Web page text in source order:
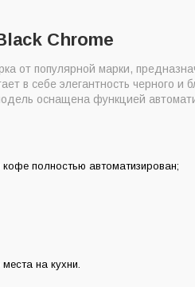
Chrome
от популярной марки,
в себе элегантность черного и
оснащена функцией
полностью автоматизирован;
на кухни.